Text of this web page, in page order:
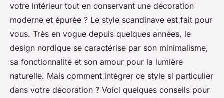
votre intérieur tout en conservant une décoration
moderne et épurée ? Le style scandinave est fait pour
vous. Très en vogue depuis quelques années, le
design nordique se caractérise par son minimalisme,
sa fonctionnalité et son amour pour la lumière
naturelle. Mais comment intégrer ce style si particulier
dans votre décoration ? Voici quelques conseils pour